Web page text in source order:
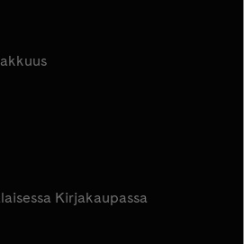
Kirjakaupassa